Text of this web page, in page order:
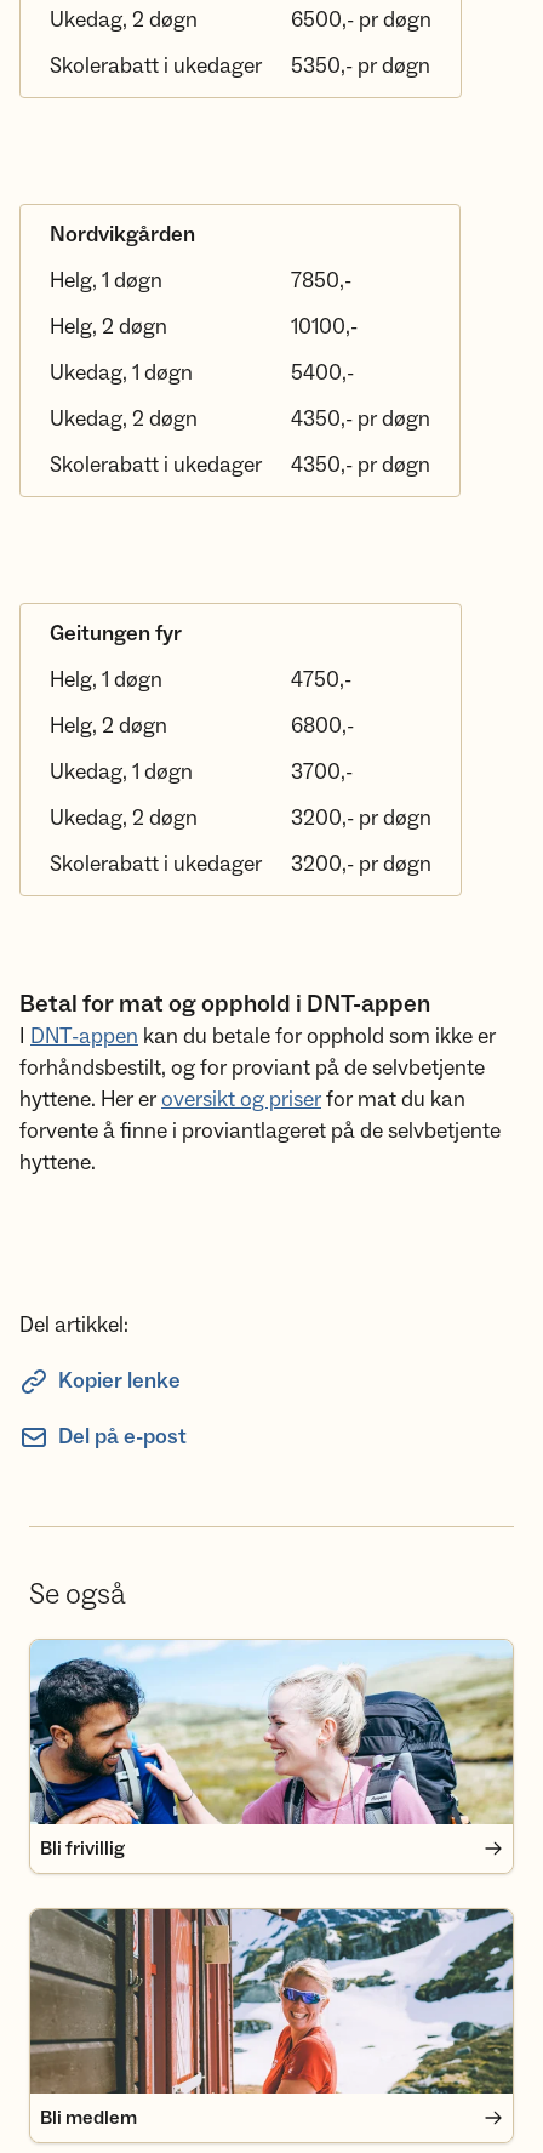
Ukedag, 2 døgn
6500,- pr døgn
Skolerabatt i ukedager
5350,- pr døgn
Nordvikgården
Helg, 1 døgn
7850,-
Helg, 2 døgn
10100,-
Ukedag, 1 døgn
5400,-
Ukedag, 2 døgn
4350,- pr døgn
Skolerabatt i ukedager
4350,- pr døgn
Geitungen fyr
Helg, 1 døgn
4750,-
Helg, 2 døgn
6800,-
Ukedag, 1 døgn
3700,-
Ukedag, 2 døgn
3200,- pr døgn
Skolerabatt i ukedager
3200,- pr døgn
Betal for mat og opphold i DNT-appen
I DNT-appen kan du betale for opphold som ikke er
forhåndsbestilt, og for proviant på de selvbetjente
hyttene. Her eroversikt og priserfor mat du kan
forvente å finne i proviantlageret på de selvbetjente
hyttene.
Del artikkel:
Kopier lenke
Del på e-post
Se også
Bli frivillig
Bli frivillig
Bli medlem
Bli medlem